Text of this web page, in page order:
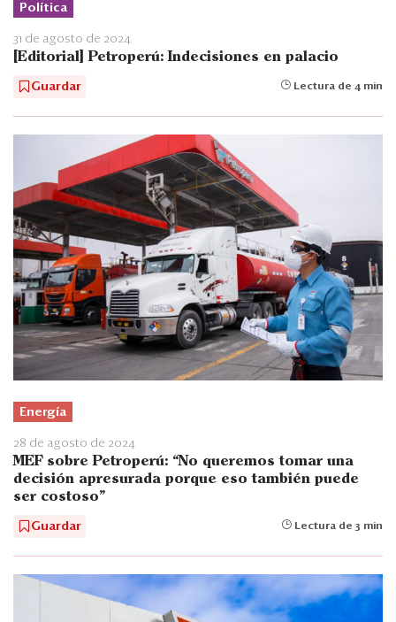
Política
31 de agosto de 2024
[Editorial] Petroperú: Indecisiones en palacio
Guardar Lectura de 4 min
Energía
28 de agosto de 2024
MEF sobre Petroperú: “No queremos tomar una
decisión apresurada porque eso también puede
ser costoso"
Guardar Lectura de 3 min